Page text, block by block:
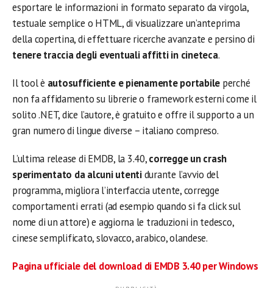
esportare le informazioni in formato separato da virgola,
testuale semplice o HTML, di visualizzare un’anteprima
della copertina, di effettuare ricerche avanzate e persino di
tenere traccia degli eventuali affitti in cineteca.
Il tool è autosufficiente e pienamente portabile perché
non fa affidamento su librerie o framework esterni come il
solito .NET, dice l’autore, è gratuito e offre il supporto a un
gran numero di lingue diverse – italiano compreso.
L’ultima release di EMDB, la 3.40,corregge un crash
sperimentato da alcuni utentidurante l’avvio del
programma, migliora l’interfaccia utente, corregge
comportamenti errati (ad esempio quando si fa click sul
nome di un attore) e aggiorna le traduzioni in tedesco,
cinese semplificato, slovacco, arabico, olandese.
Pagina ufficiale del download di EMDB 3.40 per Windows